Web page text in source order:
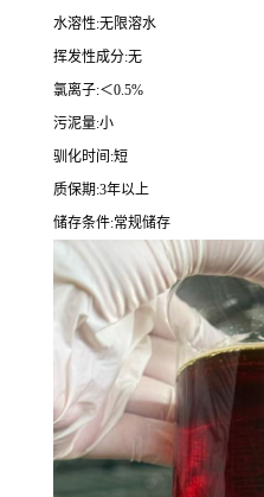
水溶性:无限溶水
挥发性成分:无
氯离子:＜0.5%
污泥量:小
驯化时间:短
质保期:3年以上
储存条件:常规储存